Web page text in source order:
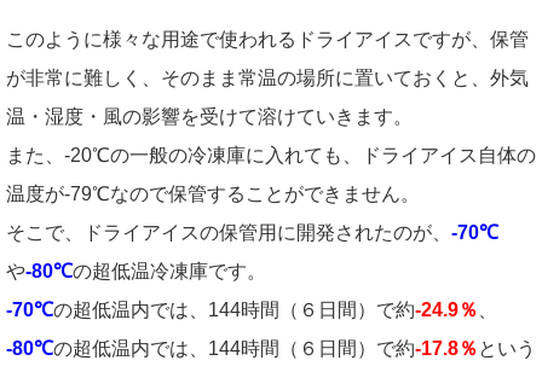
このように様々な用途で使われるドライアイスですが、保管
が非常に難しく、そのまま常温の場所に置いておくと、外気
温・湿度・風の影響を受けて溶けていきます。
また、-20℃の一般の冷凍庫に入れても、ドライアイス自体の
温度が-79℃なので保管することができません。
そこで、ドライアイスの保管用に開発されたのが、 -70℃
や-80℃の超低温冷凍庫です。
-70℃の超低温内では、144時間（６日間）で約-24.9％
-80℃の超低温内では、144時間（６日間）で約-17.8％ という